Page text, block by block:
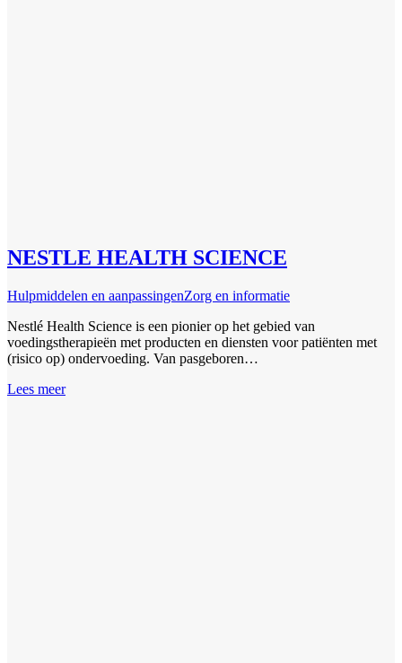
NESTLE HEALTH SCIENCE
Hulpmiddelen en aanpassingenZorg en informatie
Nestlé Health Science is een pionier op het gebied van
voedingstherapieën met producten en diensten voor patiënten met
(risico op) ondervoeding. Van pasgeboren…
Lees meer